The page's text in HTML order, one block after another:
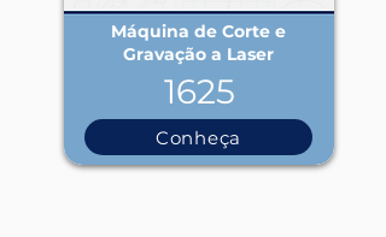
Conheça
1625
Máquina de Corte e
Gravação a Laser